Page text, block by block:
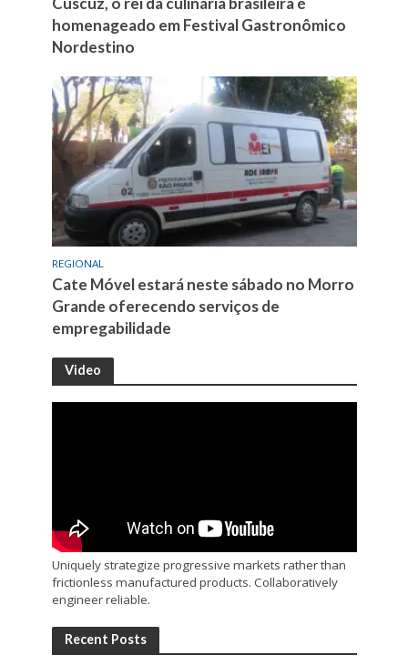
homenageado em Festival Gastronômico
Nordestino
REGIONAL
Cate Móvel estará neste sábado no Morro
Grande oferecendo serviços de
empregabilidade
Video
Uniquely strategize progressive markets rather than
frictionless manufactured products. Collaboratively
engineer reliable.
Recent Posts